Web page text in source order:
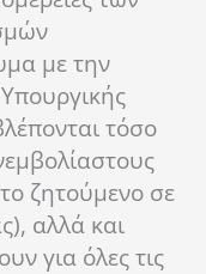
με την
τόσο
ζητούμενο σε
αλλά και
για όλες τις